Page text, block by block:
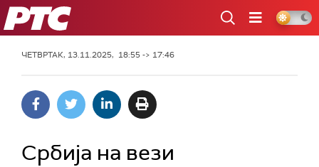
РТС
ЧЕТВРТАК, 13.11.2025, 18:55 -> 17:46
Србија на вези